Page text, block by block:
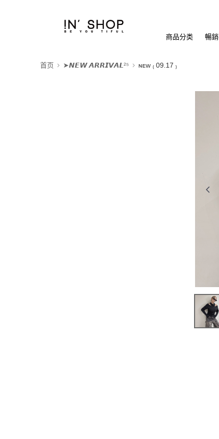
商品分类 暢
首页 ➤𝙉𝙀𝙒 𝘼𝙍𝙍𝙄𝙑𝘼𝙇²⁵ ɴᴇᴡ ₍ 09.17 ₎